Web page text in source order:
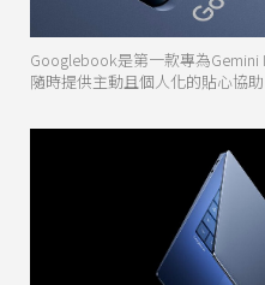
Googlebook是第一款專為
隨時提供主動且個人化的貼心協